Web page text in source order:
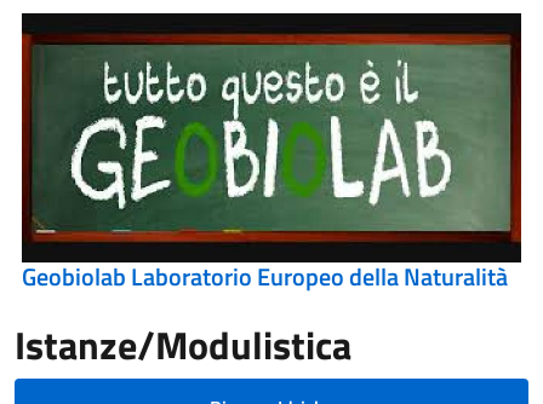
Geobiolab Laboratorio Europeo della Naturalità
Istanze/Modulistica